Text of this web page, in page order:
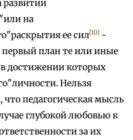
развитии
на
ее сил[10] -
план те или иные
достижении которых
Нельзя
что педагогическая мысль
глубокой любовью к
за их